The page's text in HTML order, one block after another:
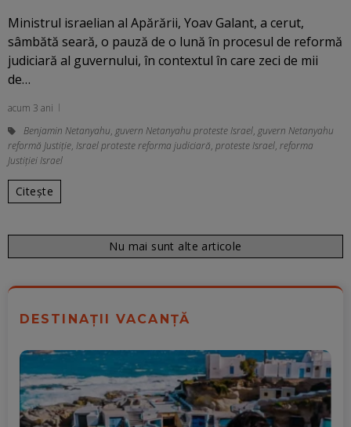
Ministrul israelian al Apărării, Yoav Galant, a cerut,
sâmbătă seară, o pauză de o lună în procesul de reformă
judiciară al guvernului, în contextul în care zeci de mii
de…
acum 3 ani
Benjamin Netanyahu, guvern Netanyahu proteste Israel, guvern Netanyahu
reformă Justiție, Israel proteste reforma judiciară, proteste Israel, reforma
Justiției Israel
Citește
Nu mai sunt alte articole
DESTINAȚII VACANȚĂ